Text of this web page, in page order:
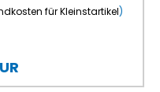
für Kleinstartikel)